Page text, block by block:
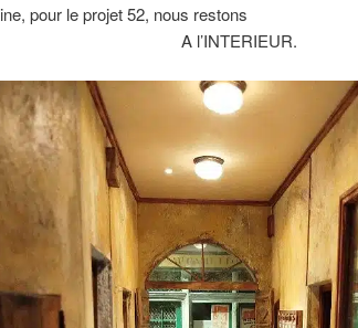
pour le projet 52, nous restons
A l’INTERIEUR.